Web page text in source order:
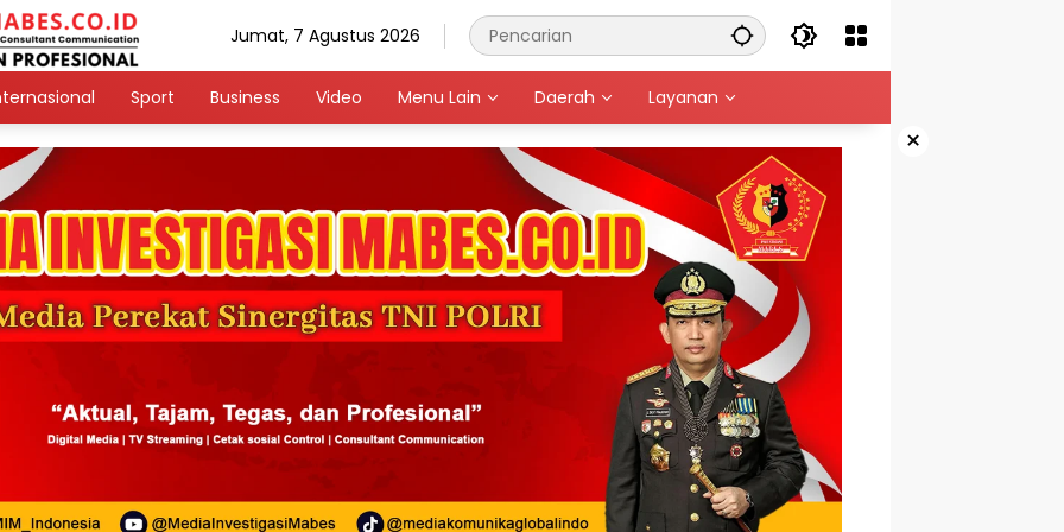
Jumat, 7 Agustus 2026
Sport Business Video Menu Lain Daerah Layanan
×